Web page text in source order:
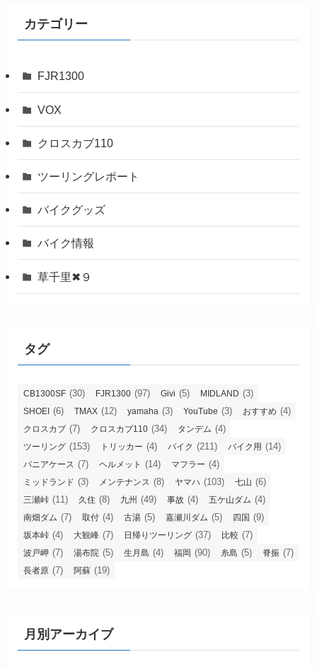
カテゴリー
FJR1300
VOX
クロスカブ110
ツーリングレポート
バイクグッズ
バイク情報
草千里✖９
タグ
CB1300SF (30) FJR1300 (97) Givi (5) MIDLAND (3)
SHOEI (6) TMAX (12) yamaha (3) YouTube (3) おすすめ (4)
クロスカブ (7) クロスカブ110 (34) タンデム (4)
ツーリング (153) トリッカー (4) バイク (211) バイク用 (14)
パニアケース (7) ヘルメット (14) マフラー (4)
ミッドランド (3) メンテナンス (8) ヤマハ (103) 七山 (6)
三瀬峠 (11) 久住 (8) 九州 (49) 事故 (4) 五ケ山ダム (4)
南畑ダム (7) 取付 (4) 古湯 (5) 嘉瀬川ダム (5) 四国 (9)
坂本峠 (4) 大観峰 (7) 日帰りツーリング (37) 比較 (7)
波戸岬 (7) 湯布院 (5) 生月島 (4) 福岡 (90) 糸島 (5) 脊振 (7)
長者原 (7) 阿蘇 (19)
月別アーカイブ